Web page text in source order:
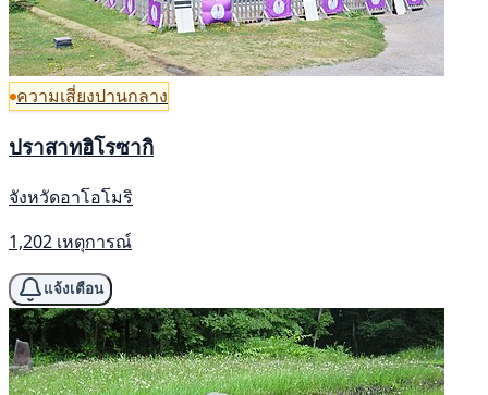
ความเสี่ยงปานกลาง
ปราสาทฮิโรซากิ
จังหวัดอาโอโมริ
1,202 เหตุการณ์
แจ้งเตือน